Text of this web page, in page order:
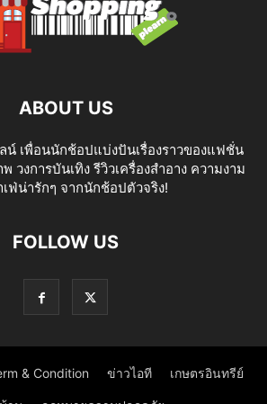
ABOUT US
เพื่อนนักช้อปแบ่งปันเรื่องราวของแฟชั่น
วงการบันเทิง รีวิวเครื่องสำอาง ความงาม
ฟ่น่ารักๆ จากนักช้อปตัวจริง!
FOLLOW US
& Condition ข่าวไอที เกษตรอินทรีย์